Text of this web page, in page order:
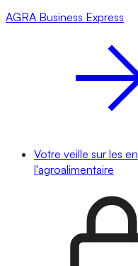
AGRA Business Express
Votre veille sur les
l'agroalimentaire